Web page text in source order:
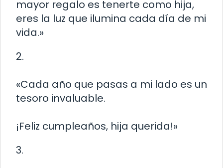
mayor regalo es tenerte como hija,
eres la luz que ilumina cada día de mi
vida.»
2.
«Cada año que pasas a mi lado es un
tesoro invaluable.
¡Feliz cumpleaños, hija querida!»
3.